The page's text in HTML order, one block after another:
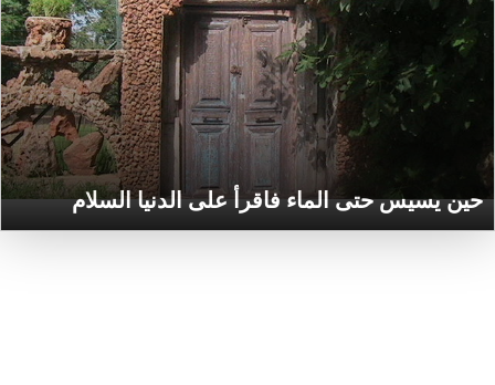
حين يسيس حتى الماء فاقرأ على الدنيا السلام